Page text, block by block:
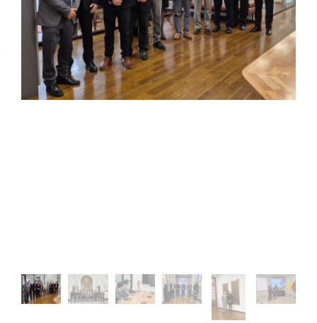
Estudiantes
Académicos
Funcionarios